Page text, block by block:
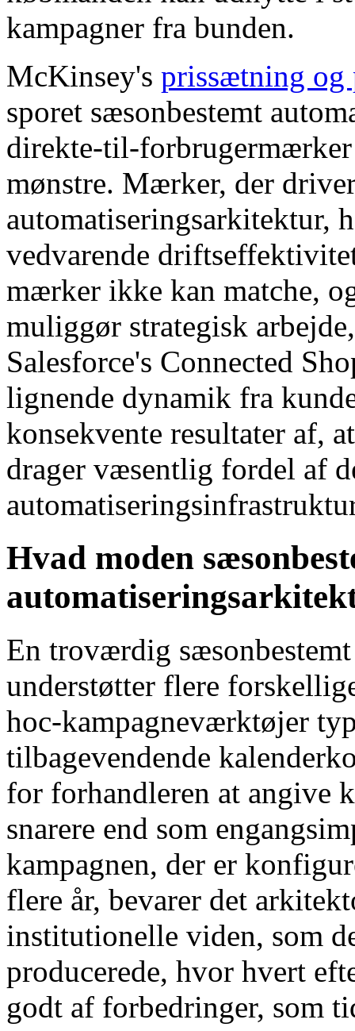
kampagner fra bunden.
McKinsey's prissætning og
sporet sæsonbestemt
direkte-til-
mønstre. Mærker, der
automatiseringsarkitektur,
vedvarende
mærker ikke kan matche,
muliggør strategisk
Salesforce's Connected
lignende dynamik fra
konsekvente resultater af,
drager væsentlig fordel af
Hvad moden
En troværdig
understøtter flere
hoc-kampagneværktøjer
tilbagevendende
for forhandleren at angive
snarere end som
kampagnen, der er
flere år, bevarer det
institutionelle viden, som
producerede, hvor hvert
godt af forbedringer, som